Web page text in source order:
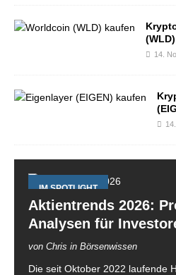
14.
IM SPOTLIGHT
Aktientrends 2026:
Analysen für
von Chris in Börsenwissen
Die seit Oktober 2022 laufende